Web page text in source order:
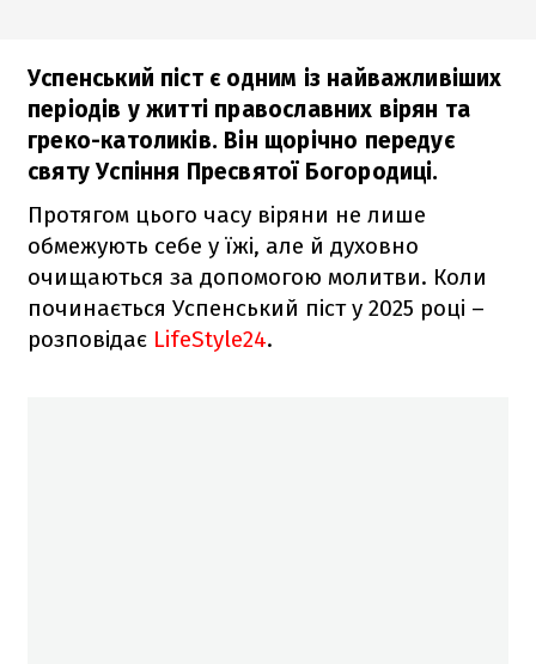
Успенський піст є одним із найважливіших
періодів у житті православних вірян та
греко-католиків. Він щорічно передує
святу Успіння Пресвятої Богородиці.
Протягом цього часу віряни не лише
обмежують себе у їжі, але й духовно
очищаються за допомогою молитви. Коли
починається Успенський піст у 2025 році –
розповідає LifeStyle24.